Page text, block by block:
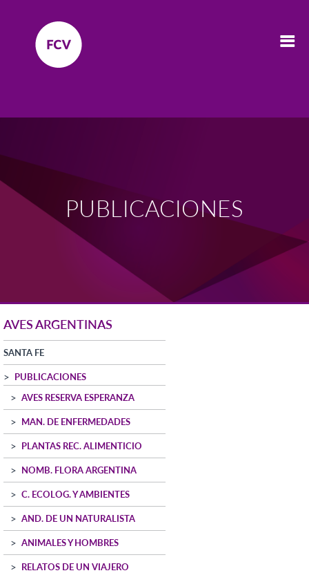
PUBLICACIONES
AVES ARGENTINAS
SANTA FE
PUBLICACIONES
AVES RESERVA ESPERANZA
MAN. DE ENFERMEDADES
PLANTAS REC. ALIMENTICIO
NOMB. FLORA ARGENTINA
C. ECOLOG. Y AMBIENTES
AND. DE UN NATURALISTA
ANIMALES Y HOMBRES
RELATOS DE UN VIAJERO